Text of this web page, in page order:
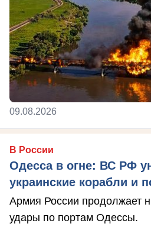
09.08.2026
В России
Одесса в огне: ВС РФ
украинские корабли и
Армия России продолжает
удары по портам Одессы.